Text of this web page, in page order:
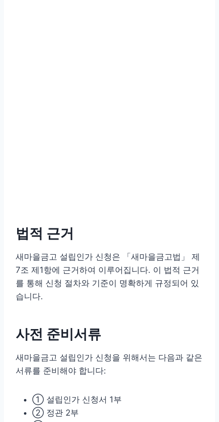
법적 근거
새마을금고 설립인가 신청은 「새마을금고법」 제
7조 제1항에 근거하여 이루어집니다. 이 법적 근거
를 통해 신청 절차와 기준이 명확하게 규정되어 있
습니다.
사전 준비서류
새마을금고 설립인가 신청을 위해서는 다음과 같은
서류를 준비해야 합니다:
① 설립인가 신청서 1부
② 정관 2부